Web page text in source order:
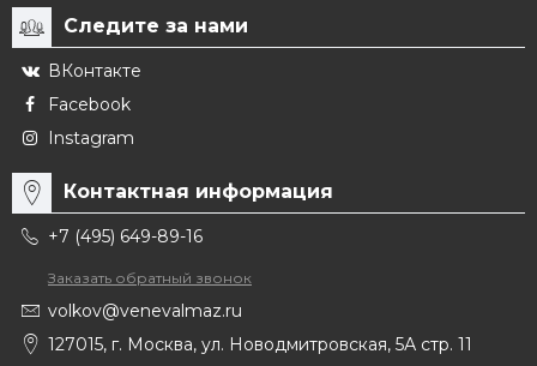
Следите за нами
ВКонтакте
Facebook
Instagram
Контактная информация
+7 (495) 649-89-16
Заказать обратный звонок
volkov@venevalmaz.ru
127015, г. Москва, ул. Новодмитровская, 5А стр. 11